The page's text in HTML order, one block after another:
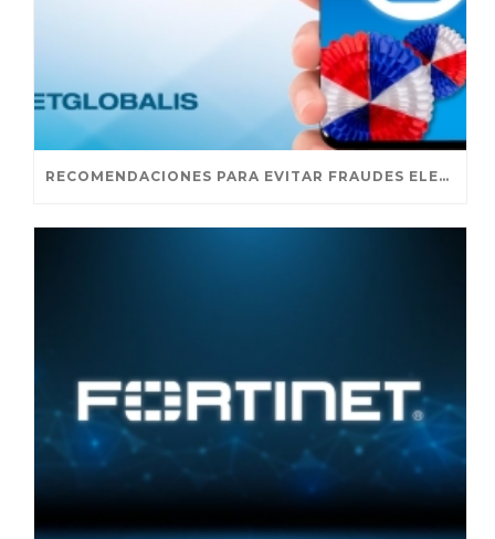
RECOMENDACIONES PARA EVITAR FRAUDES ELECTRÓNICOS EN FIESTAS PATRIAS